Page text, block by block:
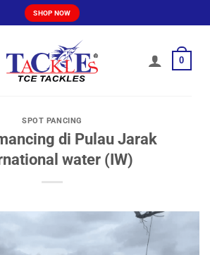
SHOP NOW
0
SPOT PANCING
di Pulau Jarak
water (IW)